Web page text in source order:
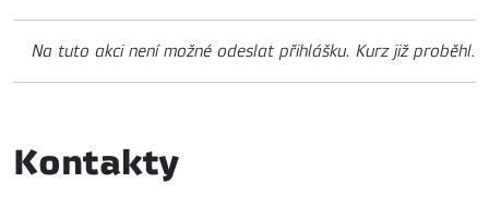
Na tuto akci není možné odeslat přihlášku. Kurz již proběhl.
Kontakty